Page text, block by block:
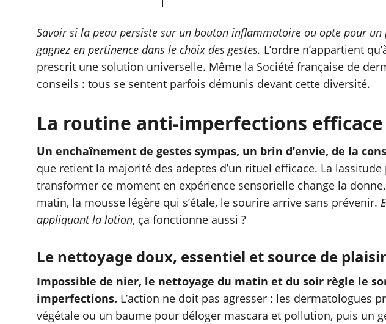
Savoir si la peau persiste sur un bouton inflammatoire ou opte pour
gagnez en pertinence dans le choix des gestes. L’ordre n’appartient
prescrit une solution universelle. Même la Société française de
conseils : tous se sentent parfois démunis devant cette diversité.
La routine anti-imperfections
Un enchaînement de gestes sympas, un brin d’envie, de la
que retient la majorité des adeptes d’un rituel efficace. La lassitude
transformer ce moment en expérience sensorielle change la
matin, la mousse légère qui s’étale, le sourire arrive sans prévenir.
appliquant la lotion, ça fonctionne aussi ?
Le nettoyage doux, essentiel et source de
Impossible de nier, le nettoyage du matin et du soir règle le
imperfections. L’action ne doit pas agresser : les dermatologues
végétale ou un baume pour déloger mascara et pollution, puis un